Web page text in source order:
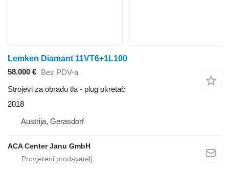
Lemken Diamant 11VT6+1L100
58.000 € Bez PDV-a
Strojevi za obradu tla - plug okretač
2018
Austrija, Gerasdorf
ACA Center Janu GmbH